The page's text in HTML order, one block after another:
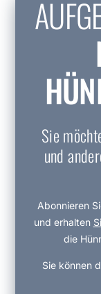
Sie
und
Abonnieren
und erhalten
die
Sie können